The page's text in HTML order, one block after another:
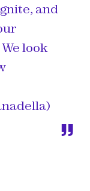
and
look